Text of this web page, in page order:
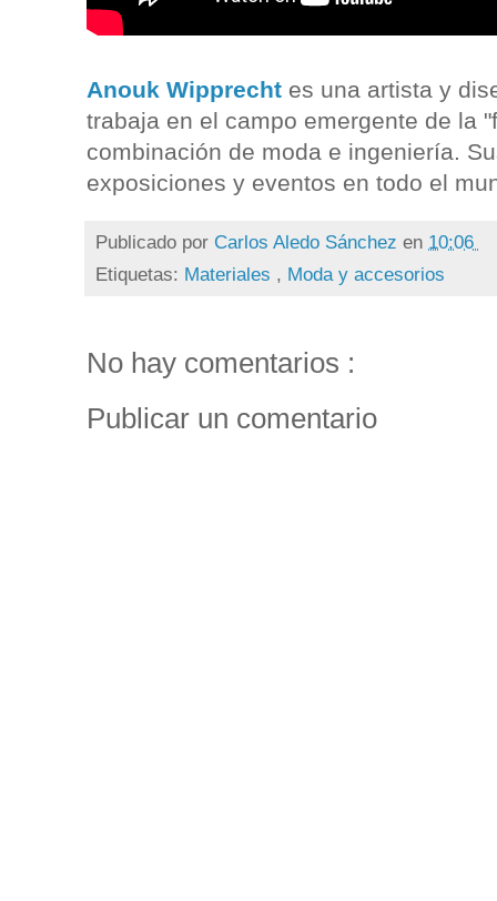
Anouk Wipprecht es una artista y
trabaja en el campo emergente de la
combinación de moda e ingeniería.
exposiciones y eventos en todo el
Publicado por Carlos Aledo Sánchez en 10:06
Etiquetas: Materiales , Moda y accesorios
No hay comentarios :
Publicar un comentario